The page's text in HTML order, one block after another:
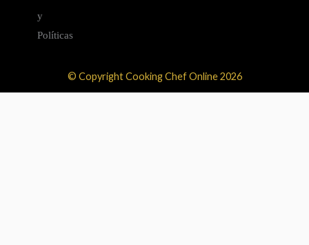
y
Políticas
© Copyright Cooking Chef Online 2026